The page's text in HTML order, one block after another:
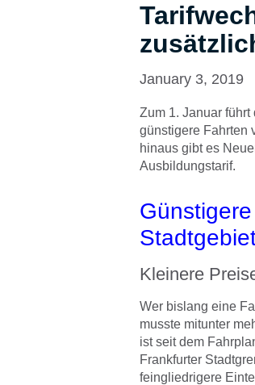
January 3, 2019
Zum 1. Januar
günstigere Fahrten
hinaus gibt es
Ausbildungstarif.
Kleinere
Wer bislang eine
musste mitunter
ist seit dem
Frankfurter
feingliedrigere